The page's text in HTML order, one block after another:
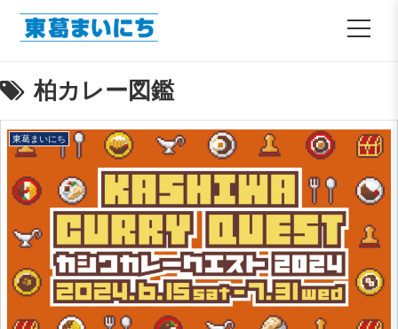
柏カレー図鑑
東葛まいにち